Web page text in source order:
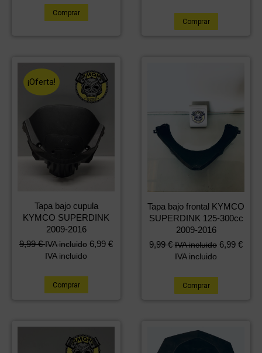
es:
9,99 €.
Comprar
Comprar
¡Oferta!
Tapa bajo cupula
KYMCO SUPERDINK
2009-2016
El
9,99€El
precio
es:
9,99 €.
IVA incluido 6,99 €
IVA incluido
Comprar
Tapa bajo frontal KYMCO
SUPERDINK 125-300cc
2009-2016
9,99€ IVA incluido 6,99 €
IVA incluido
Comprar